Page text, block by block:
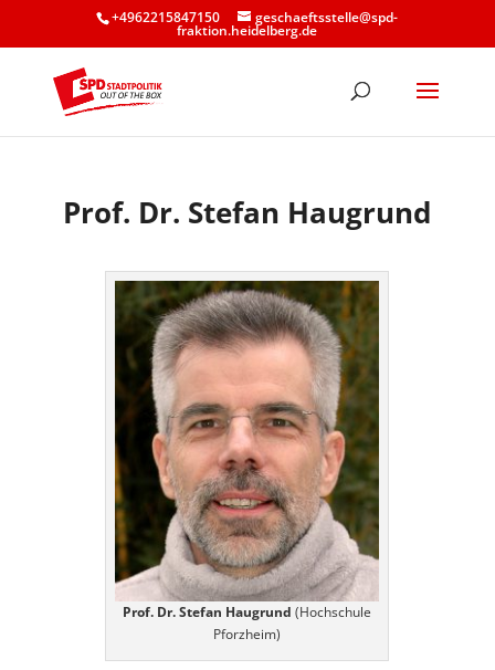
+4962215847150 geschaeftsstelle@spd-
fraktion.heidelberg.de
Prof. Dr. Stefan Haugrund
Prof. Dr. Stefan Haugrund (Hochschule
Pforzheim)